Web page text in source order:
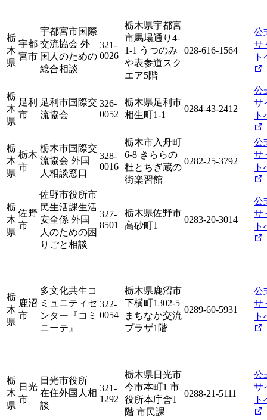
栃
木
県
宇都
宮市
宇都宮市国際
交流協会 外
国人のための
総合相談
321-
0026
栃木県宇都宮
市馬場通り4-
1-1 うつのみ
や表参道スク
エア5階
028-616-1564
公
サ
ト
栃
木
県
足利
市
足利市国際交
流協会
326-
0052
栃木県足利市
相生町1-1
0284-43-2412
公
サ
ト
栃
木
県
栃木
市
栃木市国際交
流協会 外国
人相談窓口
328-
0016
栃木市入舟町
6-8 きららの
杜とちぎ蔵の
街楽習館
0282-25-3792
公
サ
ト
栃
木
県
佐野
市
佐野市役所市
民生活課生活
安全係 外国
人のための困
りごと相談
327-
8501
栃木県佐野市
高砂町1
0283-20-3014
公
サ
ト
栃
木
県
鹿沼
市
多文化共生コ
ミュニティセ
ンター『コミ
ニーテ』
322-
0054
栃木県鹿沼市
下横町1302-5
まちなか交流
プラザ1階
0289-60-5931
公
サ
ト
栃
木
県
日光
市
日光市役所
在住外国人相
談
321-
1292
栃木県日光市
今市本町1 市
役所本庁舎1
階 市民課
0288-21-5111
公
サ
ト